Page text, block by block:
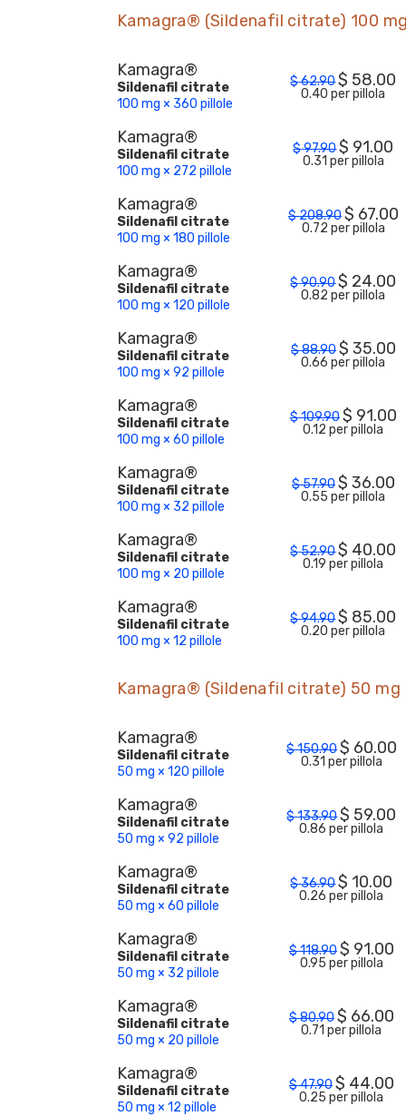
Kamagra® (Sildenafil citrate) 100
Kamagra®
Sildenafil citrate
100 mg × 360 pillole
$62.90$ 58.00
0.40 per pillola
Kamagra®
Sildenafil citrate
100 mg × 272 pillole
$97.90$ 91.00
0.31 per pillola
Kamagra®
Sildenafil citrate
100 mg × 180 pillole
$208.90$ 67.00
0.72 per pillola
Kamagra®
Sildenafil citrate
100 mg × 120 pillole
$90.90$ 24.00
0.82 per pillola
Kamagra®
Sildenafil citrate
100 mg × 92 pillole
$88.90$ 35.00
0.66 per pillola
Kamagra®
Sildenafil citrate
100 mg × 60 pillole
$109.90$ 91.00
0.12 per pillola
Kamagra®
Sildenafil citrate
100 mg × 32 pillole
$57.90$ 36.00
0.55 per pillola
Kamagra®
Sildenafil citrate
100 mg × 20 pillole
$52.90$ 40.00
0.19 per pillola
Kamagra®
Sildenafil citrate
100 mg × 12 pillole
$94.90$ 85.00
0.20 per pillola
Kamagra® (Sildenafil citrate) 50 mg
Kamagra®
Sildenafil citrate
50 mg × 120 pillole
$150.90$ 60.00
0.31 per pillola
Kamagra®
Sildenafil citrate
50 mg × 92 pillole
$133.90$ 59.00
0.86 per pillola
Kamagra®
Sildenafil citrate
50 mg × 60 pillole
$36.90$ 10.00
0.26 per pillola
Kamagra®
Sildenafil citrate
50 mg × 32 pillole
$118.90$ 91.00
0.95 per pillola
Kamagra®
Sildenafil citrate
50 mg × 20 pillole
$80.90$ 66.00
0.71 per pillola
Kamagra®
Sildenafil citrate
50 mg × 12 pillole
$47.90$ 44.00
0.25 per pillola